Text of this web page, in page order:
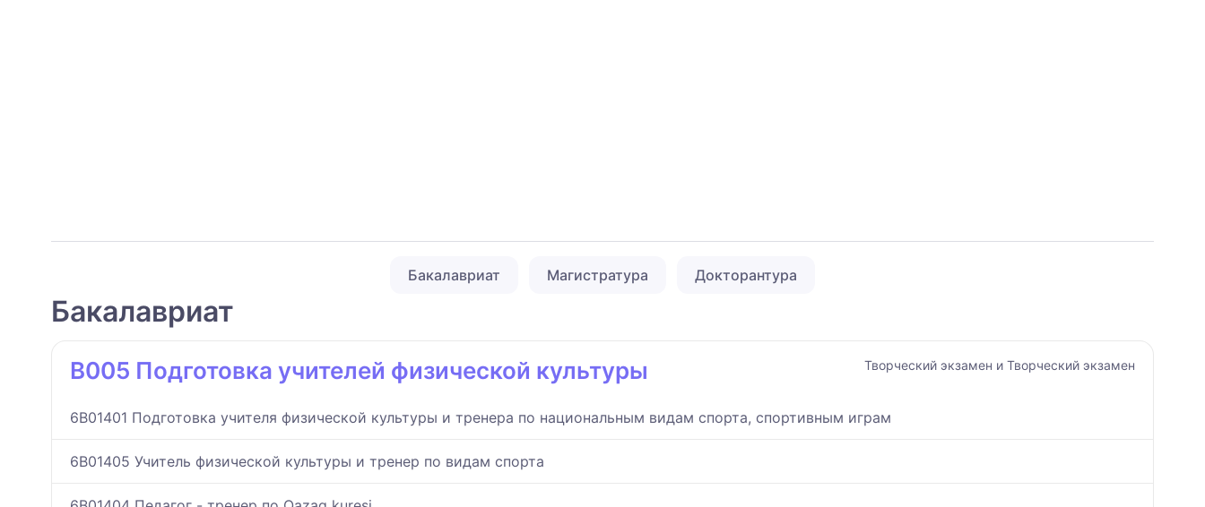
Бакалавриат Магистратура Докторантура
Бакалавриат
B005 Подготовка учителей физической культуры Творческий экзамен и Творческий экзамен
6B01401 Подготовка учителя физической культуры и тренера по национальным видам спорта, спортивным играм
6B01405 Учитель физической культуры и тренер по видам спорта